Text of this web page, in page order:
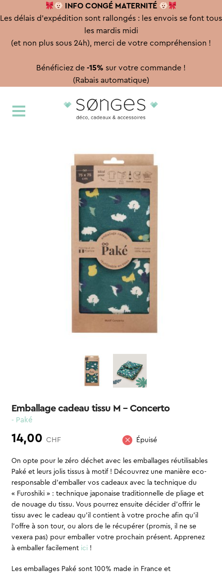
INFO CONGÉ MATERNITÉ
Les délais d'expédition sont rallongés : les envois se font tous
les mardis midi
(et non plus sous 24h), merci de votre compréhension !
Bénéficiez de -15% sur votre commande !
(Rabais automatique)
à
au
Emballage cadeau tissu M – Concerto
- Paké
14,00 CHF Épuisé
On opte pour le zéro déchet avec les emballages réutilisables
Paké et leurs jolis tissus à motif ! Découvrez une manière eco-
responsable d’emballer vos cadeaux avec la technique du
« Furoshiki » : technique japonaise traditionnelle de pliage et
de nouage du tissu. Vous pourrez ensuite décider d’offrir le
tissu avec le cadeau qu’il contient à votre proche afin qu’il
l’offre à son tour, ou alors de le récupérer (promis, il ne se
vexera pas) pour emballer votre prochain présent. Apprenez
à emballer facilement ici!
Les emballages Paké sont 100% made in France et